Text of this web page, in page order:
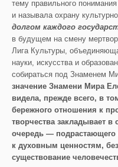
тему правильного
и называла охрану
долгом каждого
в будущем на смену
Лига Культуры,
науки, искусства и
собираться под Знаменем
значение Знамени Мира
видела, прежде всего, в
бережного отношения к
творчества закладывает в
очередь —
к духовным ценностям,
существование